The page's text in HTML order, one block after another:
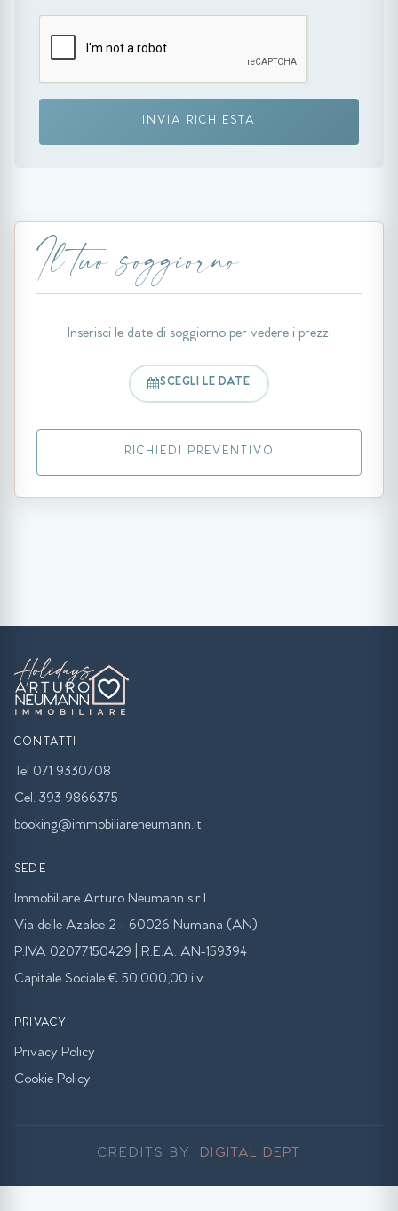
INVIA RICHIESTA
Il tuo soggiorno
Inserisci le date di soggiorno per vedere i prezzi
SCEGLI LE DATE
RICHIEDI PREVENTIVO
CONTATTI
Tel 071 9330708
Cel. 393 9866375
booking@immobiliareneumann.it
SEDE
Immobiliare Arturo Neumann s.r.l.
Via delle Azalee 2 - 60026 Numana (AN)
P.IVA 02077150429 | R.E.A. AN-159394
Capitale Sociale € 50.000,00 i.v.
PRIVACY
Privacy Policy
Cookie Policy
CREDITS BY DIGITAL DEPT